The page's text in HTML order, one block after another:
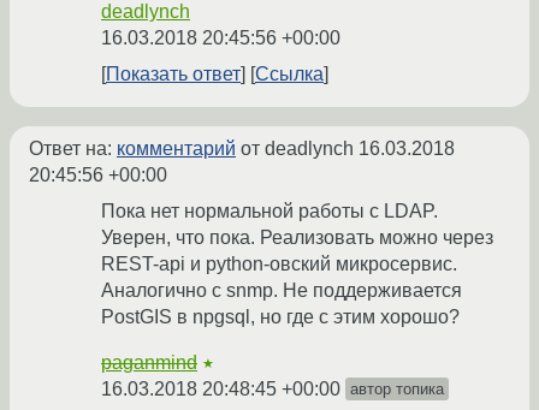
deadlynch
16.03.2018 20:45:56 +00:00
Показать ответ
Ссылка
Ответ на: комментарий от deadlynch 16.03.2018
20:45:56 +00:00
Пока нет нормальной работы с LDAP.
Уверен, что пока. Реализовать можно через
REST-api и python-овский микросервис.
Аналогично с snmp. Не поддерживается
PostGIS в npgsql, но где с этим хорошо?
paganmind ★
16.03.2018 20:48:45 +00:00 автор топика